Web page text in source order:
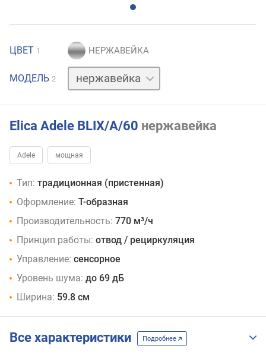
ЦВЕТ 1
МОДЕЛЬ 2
черный
Elica Adele BLIX/A/60 нержавейка
Adele мощная
Тип: традиционная (пристенная)
Оформление: Т-образная
Производительность: 770 м³/ч
Принцип работы: отвод / рециркуляция
Управление: сенсорное
Уровень шума: до 69 дБ
Ширина: 59.8 см
Все характеристики Подробнее